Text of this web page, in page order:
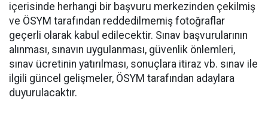
içerisinde herhangi bir başvuru merkezinden çekilmiş
ve ÖSYM tarafından reddedilmemiş fotoğraflar
geçerli olarak kabul edilecektir. Sınav başvurularının
alınması, sınavın uygulanması, güvenlik önlemleri,
sınav ücretinin yatırılması, sonuçlara itiraz vb. sınav ile
ilgili güncel gelişmeler, ÖSYM tarafından adaylara
duyurulacaktır.